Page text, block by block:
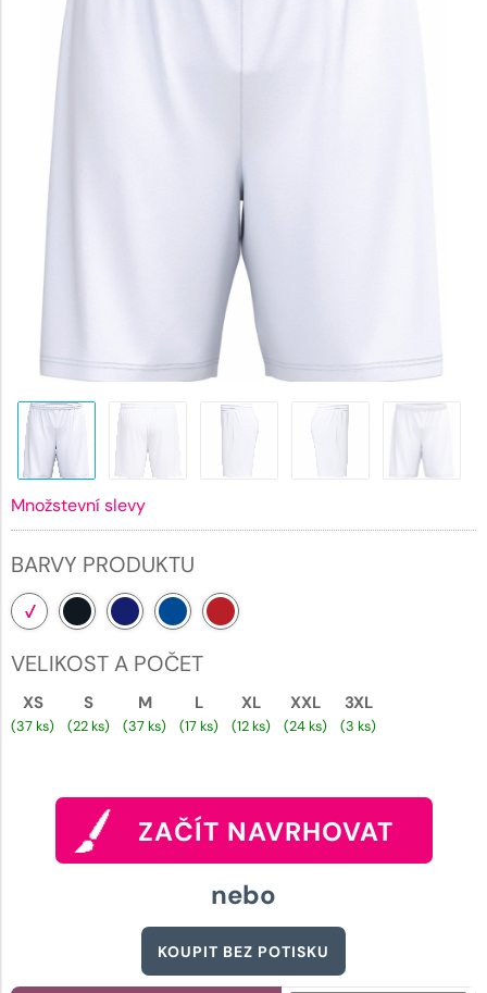
Množstevní slevy
BARVY PRODUKTU
VELIKOST A POČET
XS
(37 ks)
S
(22 ks)
M
(37 ks)
L
(17 ks)
XL
(12 ks)
XXL
(24 ks)
3XL
(3 ks)
ZAČÍT NAVRHOVAT
nebo
KOUPIT BEZ POTISKU